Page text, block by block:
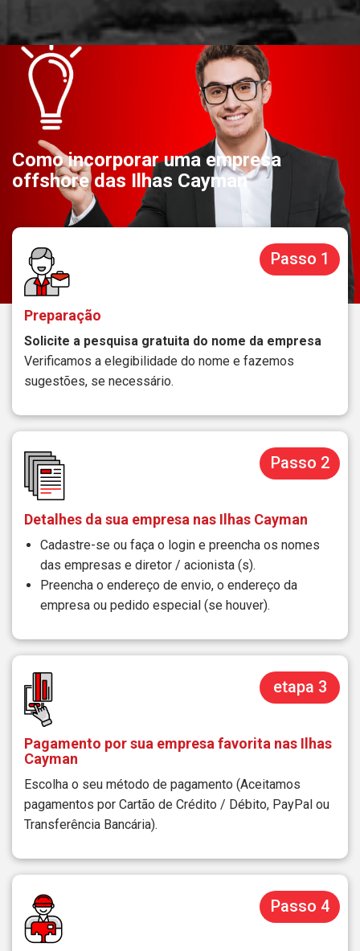
Como incorporar uma empresa
offshore das Ilhas Cayman
Passo 1
Preparação
Solicite a pesquisa gratuita do nome da empresa
Verificamos a elegibilidade do nome e fazemos
sugestões, se necessário.
Passo 2
Detalhes da sua empresa nas Ilhas Cayman
Cadastre-se ou faça o login e preencha os nomes
das empresas e diretor / acionista (s).
Preencha o endereço de envio, o endereço da
empresa ou pedido especial (se houver).
etapa 3
Pagamento por sua empresa favorita nas Ilhas
Cayman
Escolha o seu método de pagamento (Aceitamos
pagamentos por Cartão de Crédito / Débito, PayPal ou
Transferência Bancária).
Passo 4